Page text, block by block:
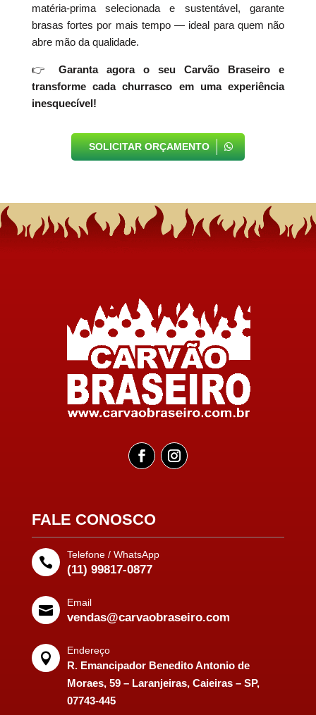
matéria-prima selecionada e sustentável, garante
brasas fortes por mais tempo — ideal para quem não
abre mão da qualidade.
👉
Garanta agora o seu Carvão Braseiro e
transforme cada churrasco em uma experiência
inesquecível!
SOLICITAR ORÇAMENTO
FALE CONOSCO

Telefone / WhatsApp
(11) 99817-0877

Email
vendas@carvaobraseiro.com

Endereço
R. Emancipador Benedito Antonio de
Moraes, 59 – Laranjeiras, Caieiras – SP,
07743-445